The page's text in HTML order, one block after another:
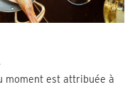
moment est attribuée à